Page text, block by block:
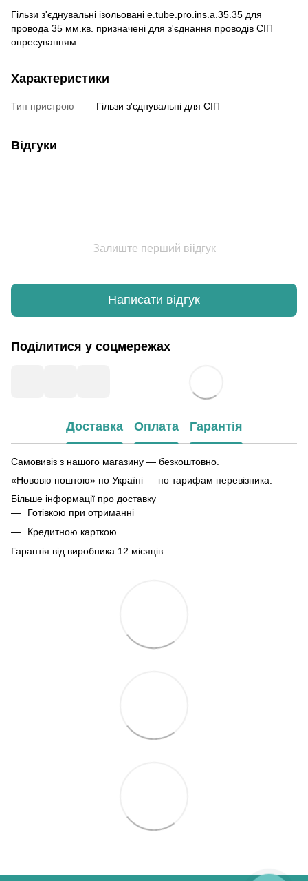
Гільзи з'єднувальні ізольовані e.tube.pro.ins.a.35.35 для
провода 35 мм.кв. призначені для з'єднання проводів СІП
опресуванням.
Характеристики
Тип пристрою Гільзи з'єднувальні для СІП
Відгуки
Залиште перший віідгук
Написати відгук
Поділитися у соцмережах
Доставка Оплата Гарантія
Самовивіз з нашого магазину — безкоштовно.
«Нововю поштою» по Україні — по тарифам перевізника.
Більше інформації про доставку
Готівкою при отриманні
Кредитною карткою
Гарантія від виробника 12 місяців.